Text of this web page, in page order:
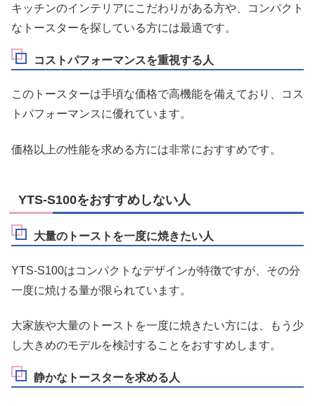
キッチンのインテリアにこだわりがある方や、コンパクト
なトースターを探している方には最適です。
コストパフォーマンスを重視する人
このトースターは手頃な価格で高機能を備えており、コス
トパフォーマンスに優れています。
価格以上の性能を求める方には非常におすすめです。
YTS-S100をおすすめしない人
大量のトーストを一度に焼きたい人
YTS-S100はコンパクトなデザインが特徴ですが、その分
一度に焼ける量が限られています。
大家族や大量のトーストを一度に焼きたい方には、もう少
し大きめのモデルを検討することをおすすめします。
静かなトースターを求める人